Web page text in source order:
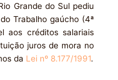
Grande do Sul pediu
Trabalho gaúcho (4ª
aos créditos salariais
juros de mora no
da Lei nº 8.177/1991.